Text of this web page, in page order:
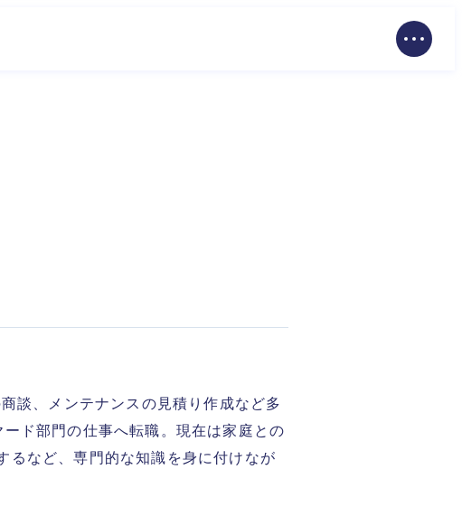
談、メンテナンスの見積り作成など多
ド部門の仕事へ転職。現在は家庭との
るなど、専門的な知識を身に付けなが